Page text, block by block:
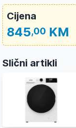
Cijena
845,00 KM
Slični artikli